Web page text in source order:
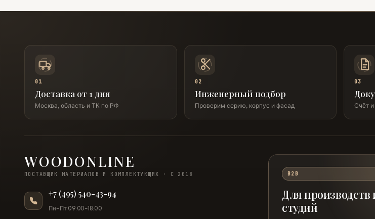
01
Доставка от 1 дня
Москва, область и ТК по РФ
02
Инженерный подбор
Проверим серию, корпус и фасад
03
Счёт и
WOODONLINE
ПОСТАВЩИК МАТЕРИАЛОВ И КОМПЛЕКТУЮЩИХ · С 2018
+7 (495) 540-43-94
Пн–Пт 09:00–18:00
B2B
Для производств
студий